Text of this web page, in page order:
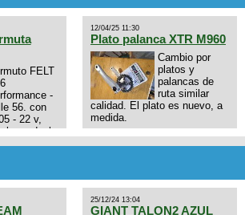
FELT
-
56. con
- 22 v,
dual
Talle L.
12/04/25 11:30
Plato palanca XTR M960
Cambio por
platos y
palancas de
ruta similar
calidad. El plato es nuevo, a
medida.
25/12/24 13:04
GIANT TALON2 AZUL